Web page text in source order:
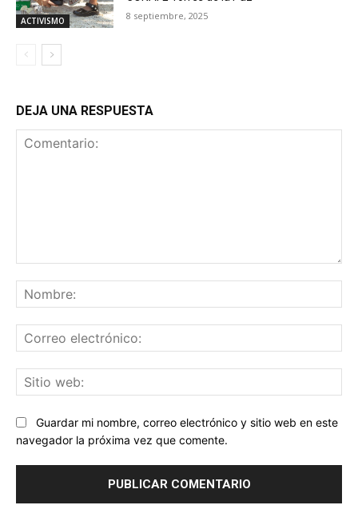
ACTIVISMO 8 septiembre, 2025
DEJA UNA RESPUESTA
Guardar mi nombre, correo electrónico y sitio web en este
navegador la próxima vez que comente.